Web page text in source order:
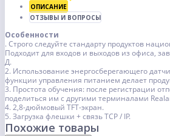
ОПИСАНИЕ
ОТЗЫВЫ И ВОПРОСЫ
Особенности
. Строго следуйте стандарту продуктов
Подходит для входов и выходов из офиса,
Д.
2. Использование энергосберегающего
функции управления питанием делает
3. Простота обучения: после регистрации
поделиться им с другими терминалами
4. 2,8-дюймовый TFT-экран.
5. Загрузка флешки + связь TCP / IP.
Похожие товары